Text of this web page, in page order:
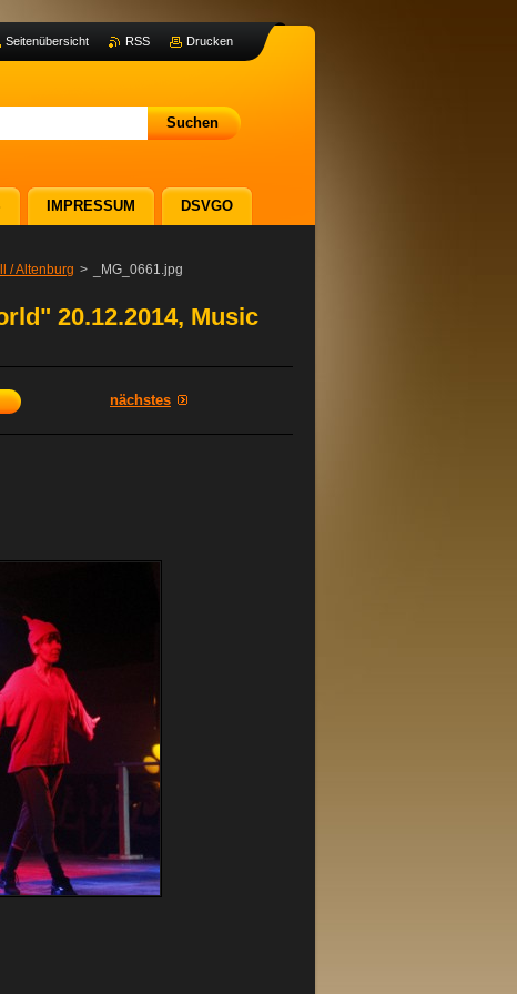
/ Altenburg > _MG_0661.jpg
20.12.2014, Music
nächstes
IMPRESSUM DSVGO
Seitenübersicht RSS Drucken